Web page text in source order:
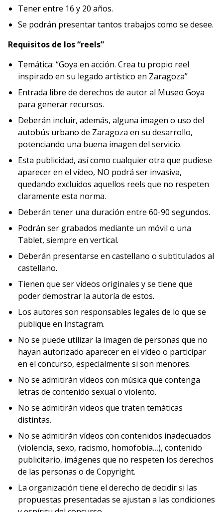
Tener entre 16 y 20 años.
Se podrán presentar tantos trabajos como se desee.
Requisitos de los “reels”
Temática: “Goya en acción. Crea tu propio reel
inspirado en su legado artístico en Zaragoza”
Entrada libre de derechos de autor al Museo Goya
para generar recursos.
Deberán incluir, además, alguna imagen o uso del
autobús urbano de Zaragoza en su desarrollo,
potenciando una buena imagen del servicio.
Esta publicidad, así como cualquier otra que pudiese
aparecer en el vídeo, NO podrá ser invasiva,
quedando excluidos aquellos reels que no respeten
claramente esta norma.
Deberán tener una duración entre 60-90 segundos.
Podrán ser grabados mediante un móvil o una
Tablet, siempre en vertical.
Deberán presentarse en castellano o subtitulados al
castellano.
Tienen que ser vídeos originales y se tiene que
poder demostrar la autoría de estos.
Los autores son responsables legales de lo que se
publique en Instagram.
No se puede utilizar la imagen de personas que no
hayan autorizado aparecer en el vídeo o participar
en el concurso, especialmente si son menores.
No se admitirán vídeos con música que contenga
letras de contenido sexual o violento.
No se admitirán videos que traten temáticas
distintas.
No se admitirán vídeos con contenidos inadecuados
(violencia, sexo, racismo, homofobia…), contenido
publicitario, imágenes que no respeten los derechos
de las personas o de Copyright.
La organización tiene el derecho de decidir si las
propuestas presentadas se ajustan a las condiciones